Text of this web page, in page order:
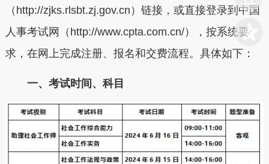
（http://zjks.rlsbt.zj.gov.cn）链接，或直接登录到中国
人事考试网（http://www.cpta.com.cn/），按系统要
求，在网上完成注册、报名和交费流程。具体如下：
一、考试时间、科目